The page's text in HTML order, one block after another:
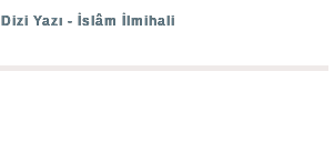
Dizi Yazı - İslâm İlmihali